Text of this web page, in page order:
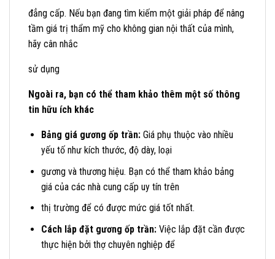
đẳng cấp. Nếu bạn đang tìm kiếm một giải pháp để nâng
tầm giá trị thẩm mỹ cho không gian nội thất của mình,
hãy cân nhắc
sử dụng
Ngoài ra, bạn có thể tham khảo thêm một số thông
tin hữu ích khác
Bảng giá gương ốp trần:Giá phụ thuộc vào nhiều
yếu tố như kích thước, độ dày, loại
gương và thương hiệu. Bạn có thể tham khảo bảng
giá của các nhà cung cấp uy tín trên
thị trường để có được mức giá tốt nhất.
Cách lắp đặt gương ốp trần:Việc lắp đặt cần được
thực hiện bởi thợ chuyên nghiệp để